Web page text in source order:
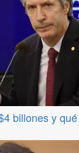
billones y